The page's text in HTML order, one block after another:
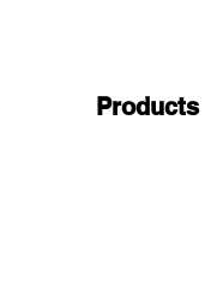
Products